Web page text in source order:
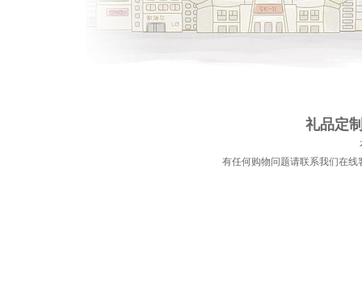
礼品定
有任何购物问题请联系我们在线